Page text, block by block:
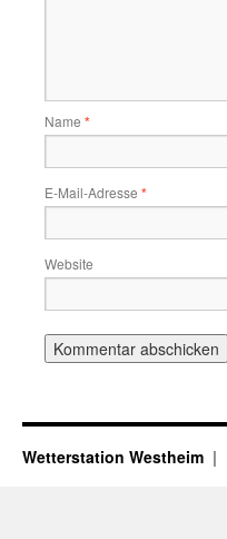
Name *
E-Mail-Adresse *
Website
Wetterstation Westheim